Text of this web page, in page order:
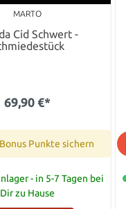
MARTO
Cid Schwert -
69,90 €*
Punkte sichern
- in 5-7 Tagen bei
Dir zu Hause